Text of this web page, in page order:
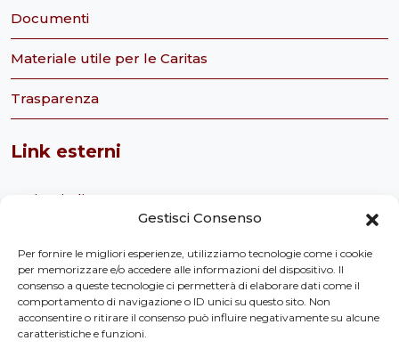
Gestisci Consenso
Per fornire le migliori esperienze, utilizziamo tecnologie come i cookie
per memorizzare e/o accedere alle informazioni del dispositivo. Il
consenso a queste tecnologie ci permetterà di elaborare dati come il
comportamento di navigazione o ID unici su questo sito. Non
acconsentire o ritirare il consenso può influire negativamente su alcune
caratteristiche e funzioni.
Documenti
Materiale utile per le Caritas
Trasparenza
Link esterni
Caritas italiana
Servizio civile nazionale
Caritas Italiana Ufficio Servizio Civile